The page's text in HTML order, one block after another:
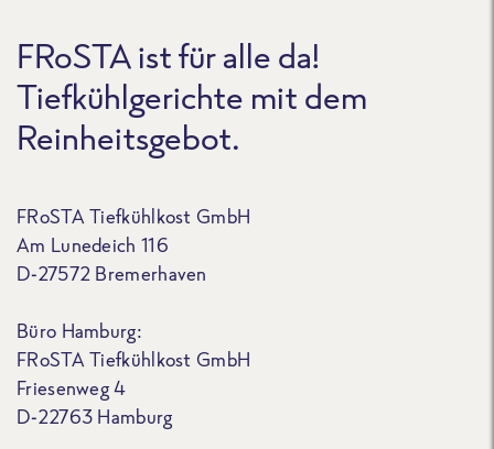
FRoSTA ist für alle da!
Tiefkühlgerichte mit dem
Reinheitsgebot.
FRoSTA Tiefkühlkost GmbH
Am Lunedeich 116
D-27572 Bremerhaven
Büro Hamburg:
FRoSTA Tiefkühlkost GmbH
Friesenweg 4
D-22763 Hamburg